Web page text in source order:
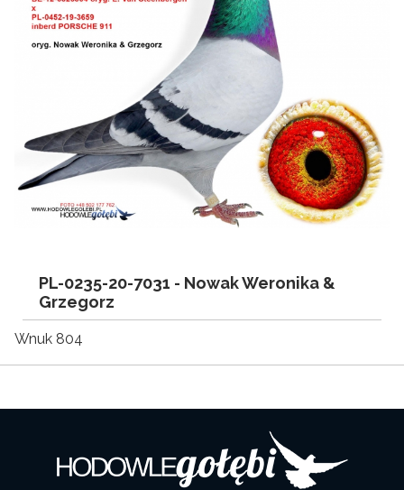
PL-0235-20-7031 - Nowak Weronika &
Grzegorz
Wnuk 804